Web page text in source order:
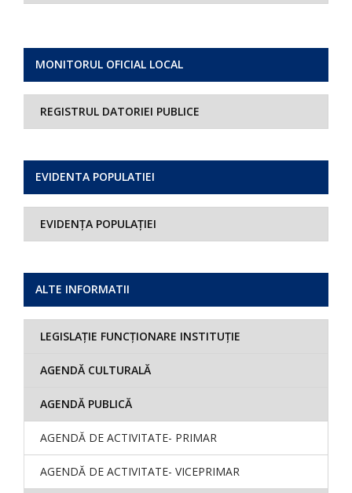
MONITORUL OFICIAL LOCAL
REGISTRUL DATORIEI PUBLICE
EVIDENTA POPULATIEI
EVIDENȚA POPULAȚIEI
ALTE INFORMATII
LEGISLAȚIE FUNCȚIONARE INSTITUȚIE
AGENDĂ CULTURALĂ
AGENDĂ PUBLICĂ
AGENDĂ DE ACTIVITATE- PRIMAR
AGENDĂ DE ACTIVITATE- VICEPRIMAR